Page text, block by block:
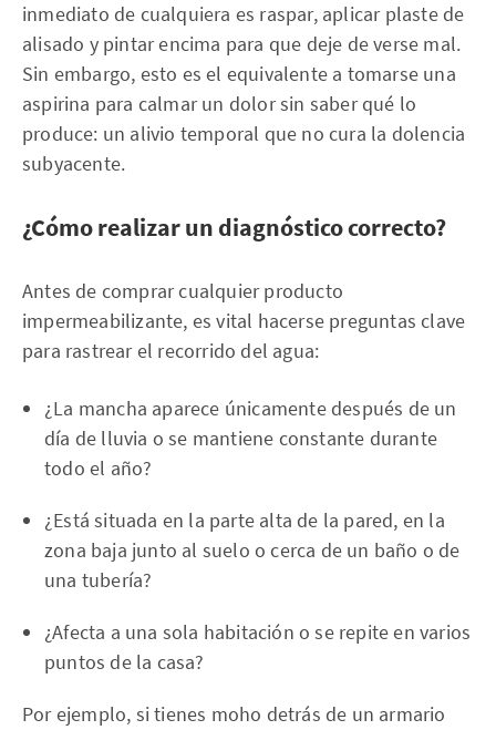
inmediato de cualquiera es raspar, aplicar plaste de
alisado y pintar encima para que deje de verse mal.
Sin embargo, esto es el equivalente a tomarse una
aspirina para calmar un dolor sin saber qué lo
produce: un alivio temporal que no cura la dolencia
subyacente.
¿Cómo realizar un diagnóstico correcto?
Antes de comprar cualquier producto
impermeabilizante, es vital hacerse preguntas clave
para rastrear el recorrido del agua:
¿La mancha aparece únicamente después de un
día de lluvia o se mantiene constante durante
todo el año?
¿Está situada en la parte alta de la pared, en la
zona baja junto al suelo o cerca de un baño o de
una tubería?
¿Afecta a una sola habitación o se repite en varios
puntos de la casa?
Por ejemplo, si tienes moho detrás de un armario